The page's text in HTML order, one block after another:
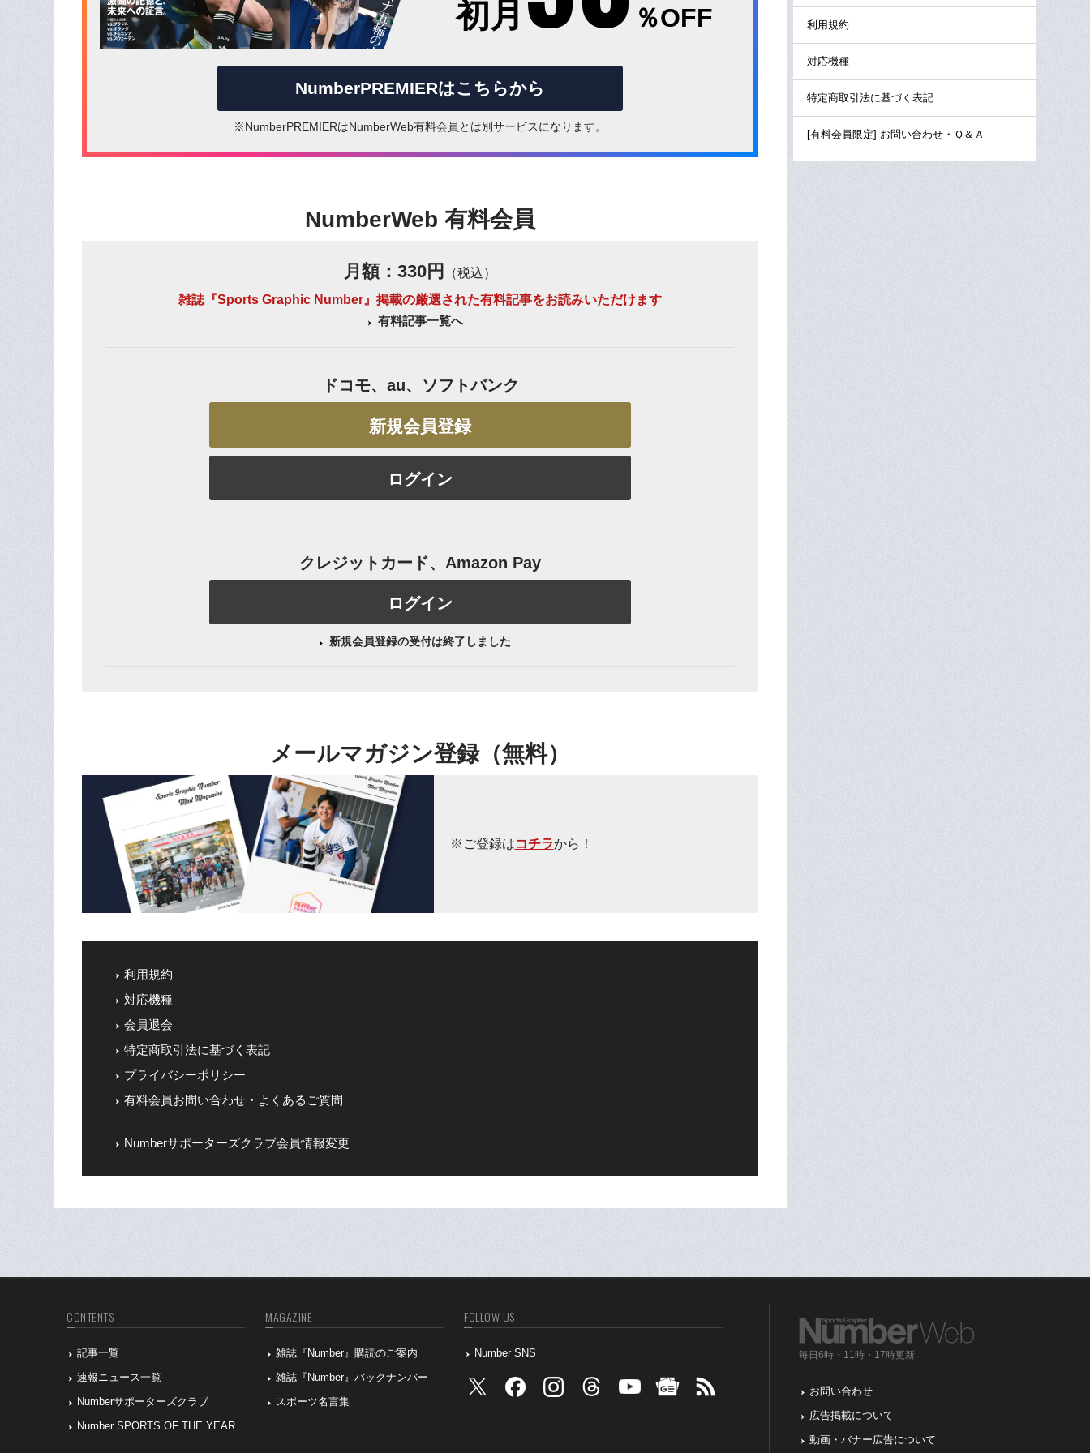
初月 ％OFF
NumberPREMIERはこちらから
※NumberPREMIERはNumberWeb有料会員とは別サービスになります。
NumberWeb 有料会員
月額：330円
（税込）
雑誌『Sports Graphic Number』掲載の厳選された有料記事をお読みいただけます
有料記事一覧へ
ドコモ、au、ソフトバンク
新規会員登録
ログイン
クレジットカード、Amazon Pay
ログイン
新規会員登録の受付は終了しました
メールマガジン登録（無料）
※ご登録はコチラから！
利用規約
対応機種
会員退会
特定商取引法に基づく表記
プライバシーポリシー
有料会員お問い合わせ・よくあるご質問
Numberサポーターズクラブ会員情報変更
利用規約
対応機種
特定商取引法に基づく表記
[有料会員限定] お問い合わせ・Ｑ＆Ａ
CONTENTS
記事一覧
速報ニュース一覧
Numberサポーターズクラブ
Number SPORTS OF THE YEAR
MAGAZINE
雑誌『Number』購読のご案内
雑誌『Number』バックナンバー
スポーツ名言集
FOLLOW US
Number SNS 毎日6時・11時・17時更新
お問い合わせ
広告掲載について
動画・バナー広告について